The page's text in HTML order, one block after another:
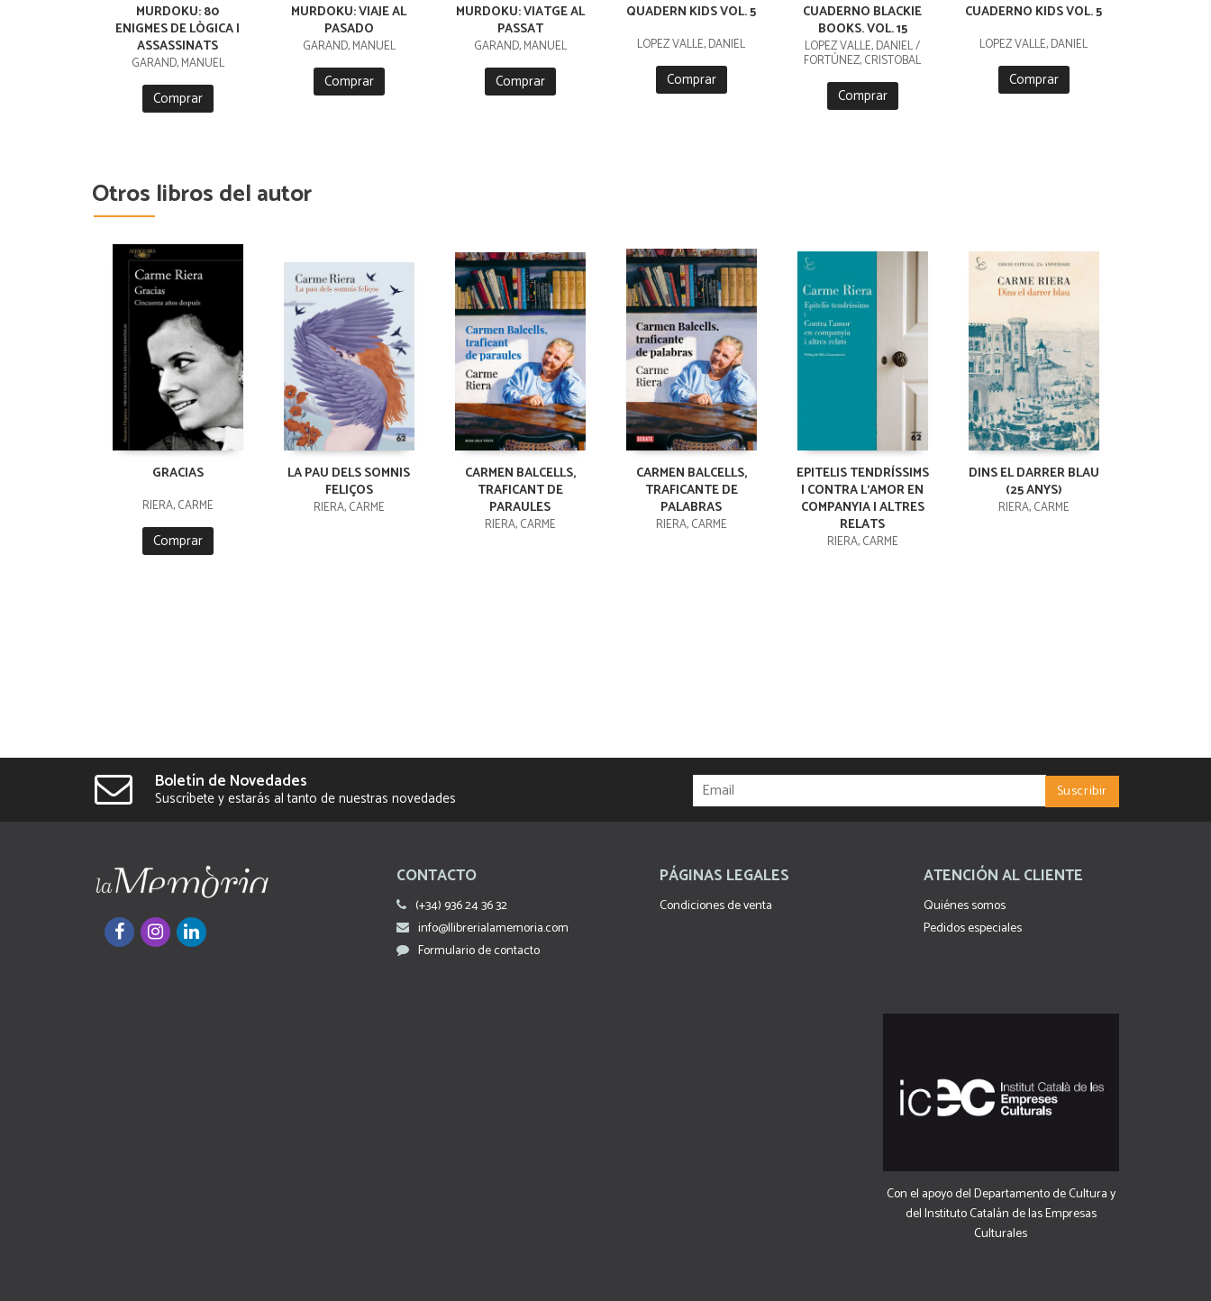
MURDOKU: 80
ENIGMES DE LÒGICA I
ASSASSINATS
GARAND, MANUEL
Comprar
MURDOKU: VIAJE AL
PASADO
GARAND, MANUEL
Comprar
MURDOKU: VIATGE AL
PASSAT
GARAND, MANUEL
Comprar
QUADERN KIDS VOL. 5
LÓPEZ VALLE, DANIEL
Comprar
CUADERNO BLACKIE
BOOKS. VOL. 15
LÓPEZ VALLE, DANIEL /
FORTÚNEZ, CRISTOBAL
Comprar
CUADERNO KIDS VOL. 5
LÓPEZ VALLE, DANIEL
Comprar
Otros libros del autor
GRACIAS
RIERA, CARME
Comprar
LA PAU DELS SOMNIS
FELIÇOS
RIERA, CARME
CARMEN BALCELLS,
TRAFICANT DE
PARAULES
RIERA, CARME
CARMEN BALCELLS,
TRAFICANTE DE
PALABRAS
RIERA, CARME
EPITELIS TENDRÍSSIMS
I CONTRA L'AMOR EN
COMPANYIA I ALTRES
RELATS
RIERA, CARME
DINS EL DARRER BLAU
(25 ANYS)
RIERA, CARME
Boletín de Novedades
Suscríbete y estarás al tanto de nuestras novedades
CONTACTO
(+34) 936 24 36 32
info@llibrerialamemoria.com
Formulario de contacto
PÁGINAS LEGALES
Condiciones de venta
ATENCIÓN AL CLIENTE
Quiénes somos
Pedidos especiales
Con el apoyo del Departamento de Cultura y
del Instituto Catalán de las Empresas
Culturales